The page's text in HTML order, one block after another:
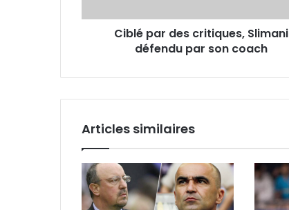
coach
Ciblé par des critiques, Slimani
défendu par son coach
Articles similaires